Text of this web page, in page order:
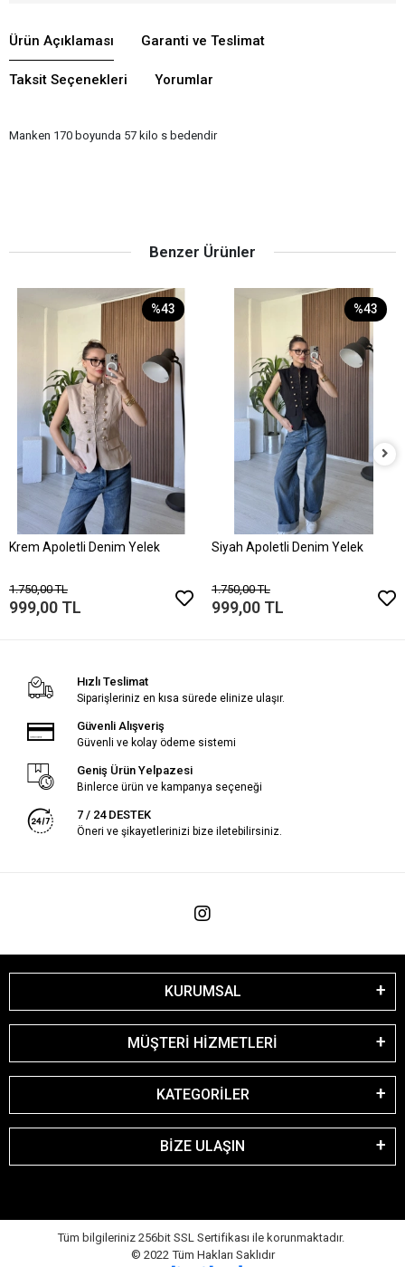
Ürün Açıklaması Garanti ve Teslimat
Taksit Seçenekleri Yorumlar
Manken 170 boyunda 57 kilo s bedendir
Benzer Ürünler
%43
Krem Apoletli Denim Yelek
1.750,00 TL
999,00 TL
%43
Siyah Apoletli Denim Yelek
1.750,00 TL
999,00 TL
Hızlı Teslimat
Siparişleriniz en kısa sürede elinize ulaşır.
Güvenli Alışveriş
Güvenli ve kolay ödeme sistemi
Geniş Ürün Yelpazesi
Binlerce ürün ve kampanya seçeneği
7 / 24 DESTEK
Öneri ve şikayetlerinizi bize iletebilirsiniz.
KURUMSAL
MÜŞTERİ HİZMETLERİ
KATEGORİLER
BİZE ULAŞIN
Tüm bilgileriniz 256bit SSL Sertifikası ile korunmaktadır.
© 2022 Tüm Hakları Saklıdır